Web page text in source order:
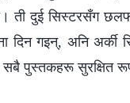
ती दुई सिस्टरसँग
गइन्, अनि अर्की
सबै पुस्तकहरू सुरक्षित